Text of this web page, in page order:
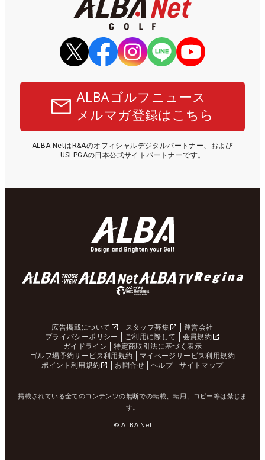
ALBAゴルフニュース
メルマガ登録はこちら
ALBA NetはR&Aのオフィシャルデジタルパートナー、および
USLPGAの日本公式サイトパートナーです。
広告掲載について スタッフ募集
運営会社
プライバシーポリシー
ご利用に際して
会員規約
ガイドライン
特定商取引法に基づく表示
ゴルフ場予約サービス利用規約
マイページサービス利用規約
ポイント利用規約
お問合せ ヘルプ サイトマップ
掲載されている全てのコンテンツの無断での転載、転用、コピー等は禁じま
す。
© ALBA Net